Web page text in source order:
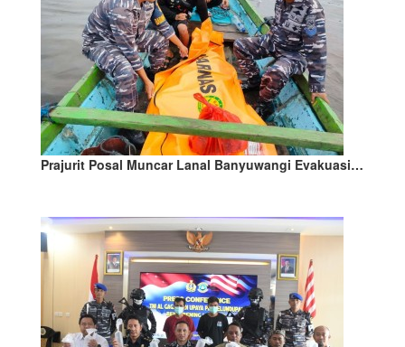
Prajurit Posal Muncar Lanal Banyuwangi Evakuasi…